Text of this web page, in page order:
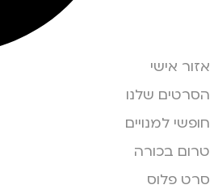
אזור אישי
הסרטים שלנו
חופשי למנויים
טרום בכורה
סרט פלוס